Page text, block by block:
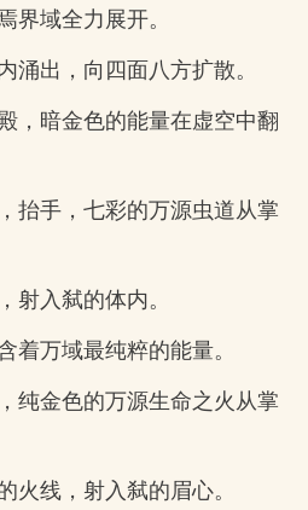
界域全力展开。
涌出，向四面八方扩散。
，暗金色的能量在虚空中翻
抬手，七彩的万源虫道从掌
射入弑的体内。
着万域最纯粹的能量。
纯金色的万源生命之火从掌
火线，射入弑的眉心。